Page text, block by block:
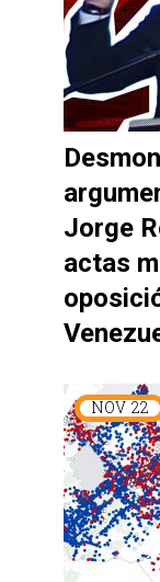
Jorge
actas
NOV 22